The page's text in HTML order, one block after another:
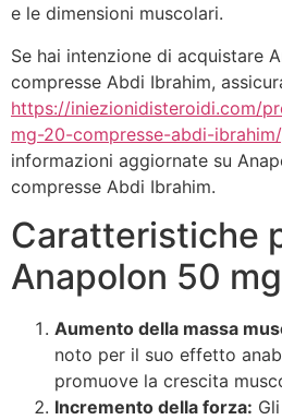
e le dimensioni muscolari.
Se hai intenzione di acquistare
compresse Abdi Ibrahim,
https://iniezionidisteroidi.com/
mg-20-compresse-abdi-ibrahim/
informazioni aggiornate su
compresse Abdi Ibrahim.
Caratteristiche
Anapolon 50 mg
Aumento della massa
noto per il suo effetto
promuove la crescita
Incremento della forza: